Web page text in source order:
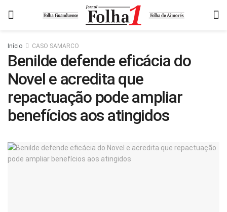
Início CASO SAMARCO
Benilde defende eficácia do
Novel e acredita que
repactuação pode ampliar
benefícios aos atingidos